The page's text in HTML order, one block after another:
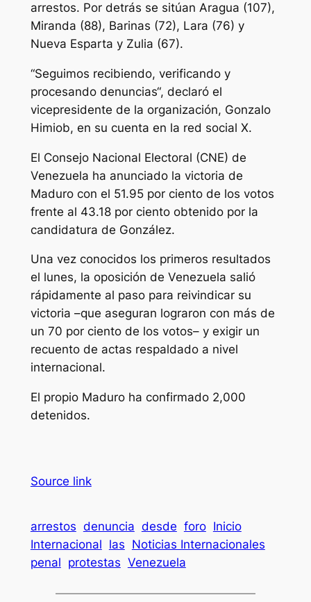
arrestos. Por detrás se sitúan Aragua (107),
Miranda (88), Barinas (72), Lara (76) y
Nueva Esparta y Zulia (67).
“Seguimos recibiendo, verificando y
procesando denuncias“, declaró el
vicepresidente de la organización, Gonzalo
Himiob, en su cuenta en la red social X.
El Consejo Nacional Electoral (CNE) de
Venezuela ha anunciado la victoria de
Maduro con el 51.95 por ciento de los votos
frente al 43.18 por ciento obtenido por la
candidatura de González.
Una vez conocidos los primeros resultados
el lunes, la oposición de Venezuela salió
rápidamente al paso para reivindicar su
victoria –que aseguran lograron con más de
un 70 por ciento de los votos– y exigir un
recuento de actas respaldado a nivel
internacional.
El propio Maduro ha confirmado 2,000
detenidos.
Source link
arrestos denuncia desde foro Inicio
Internacional las Noticias Internacionales
penal protestas Venezuela